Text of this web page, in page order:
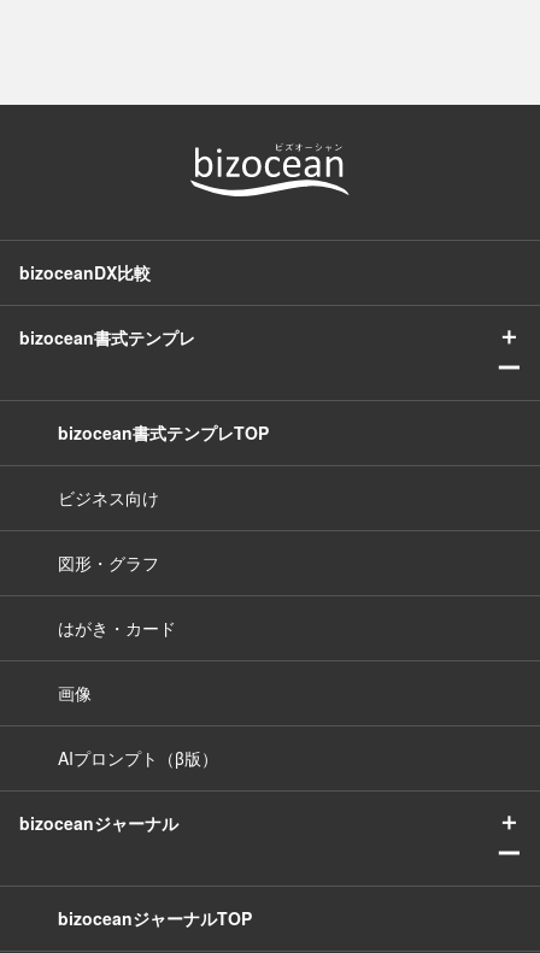
bizoceanDX比較
bizocean書式テンプレ
＋
ー
bizocean書式テンプレTOP
ビジネス向け
図形・グラフ
はがき・カード
画像
AIプロンプト（β版）
bizoceanジャーナル
＋
ー
bizoceanジャーナルTOP